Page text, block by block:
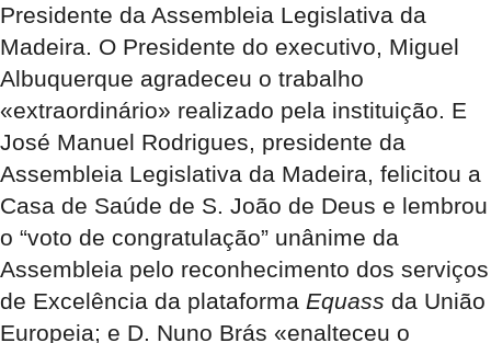
Presidente da Assembleia Legislativa da
Madeira. O Presidente do executivo, Miguel
Albuquerque agradeceu o trabalho
«extraordinário» realizado pela instituição. E
José Manuel Rodrigues, presidente da
Assembleia Legislativa da Madeira, felicitou a
Casa de Saúde de S. João de Deus e lembrou
o “voto de congratulação” unânime da
Assembleia pelo reconhecimento dos serviços
de Excelência da plataforma Equass da União
Europeia; e D. Nuno Brás «enalteceu o